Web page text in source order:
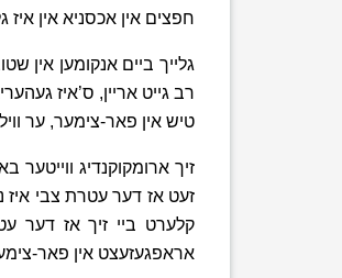
חפצים אין אכסניא אין איז
גלייך ביים אנקומען אין
רב גייט אריין, ס’איז
טיש אין פאר-צימער, ער
זיך ארומקוקנדיג
זעט אז דער עטרת צבי איז
קלערט ביי זיך אז דער
אראפגעזעצט אין פאר-